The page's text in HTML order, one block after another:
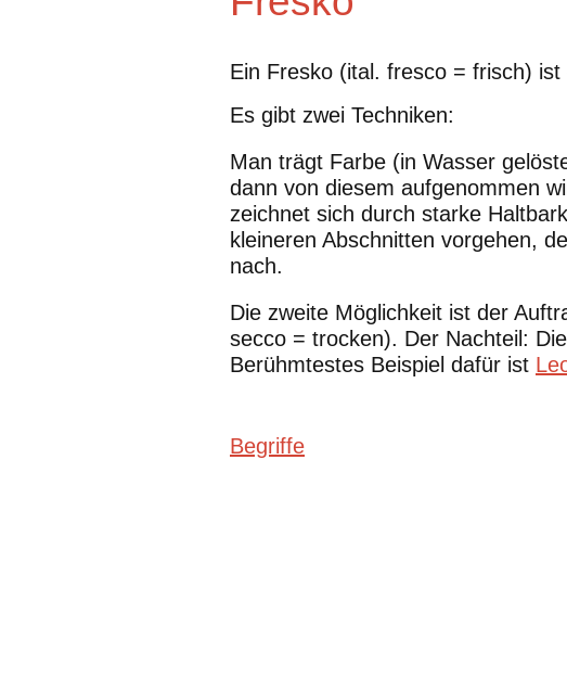
Ein Fresko (ital. fresco = frisch)
Es gibt zwei Techniken:
Man trägt Farbe (in Wasser
dann von diesem aufgenommen
zeichnet sich durch starke
kleineren Abschnitten vorgehen,
nach.
Die zweite Möglichkeit ist der
secco = trocken). Der Nachteil:
Berühmtestes Beispiel dafür ist
Begriffe